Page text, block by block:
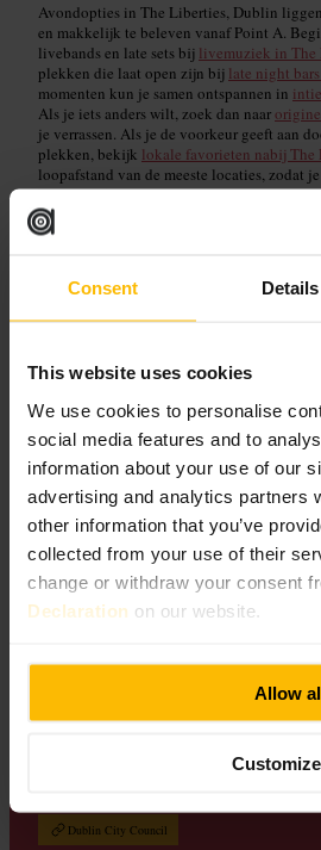
Consent Details
This website uses cookies
We use cookies to personalise
social media features and to
information about your use of our
advertising and analytics partners
other information that you’ve
collected from your use of their
change or withdraw your consent
Declaration on our website.
Allow
Customize
Avondopties in The Liberties, Dublin
en makkelijk te beleven vanaf Point A.
livebands en late sets bij livemuziek in The
plekken die laat open zijn bij late night
momenten kun je samen ontspannen in
Als je iets anders wilt, zoek dan naar
je verrassen. Als je de voorkeur geeft aan
plekken, bekijk lokale favorieten nabij The
loopafstand van de meeste locaties, zodat
de avond flexibel blijft. Deze selectie
activiteiten te vinden in Dublin vanaf Point
Podia voor live
Read guide
Afbeelding /Wikimedia Commons
Ga naar Bridgefoot Street Park in The
hebben de toegankelijke openbare groene
Dublin City Council